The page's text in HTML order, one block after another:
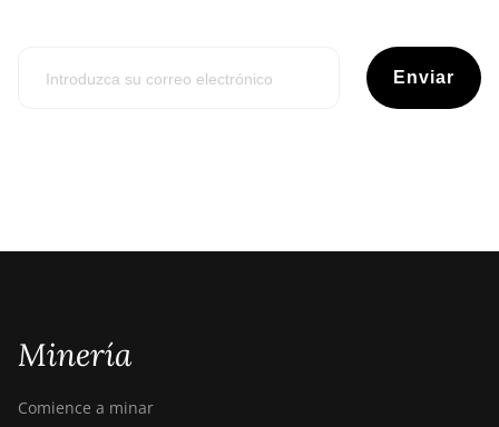
Enviar
Minería
Comience a minar